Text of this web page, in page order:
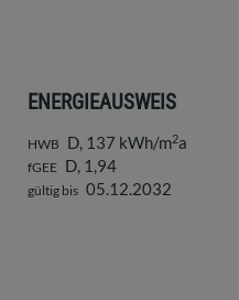
ENERGIEAUSWEIS
HWB D, 137 kWh/m2a
fGEE D, 1,94
gültig bis 05.12.2032